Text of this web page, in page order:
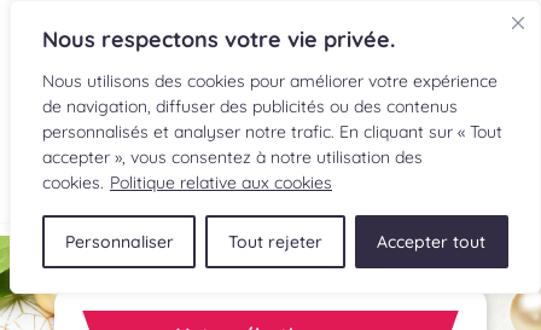
Nous respectons votre vie privée.
Nous utilisons des cookies pour améliorer votre expérience
de navigation, diffuser des publicités ou des contenus
personnalisés et analyser notre trafic. En cliquant sur « Tout
accepter », vous consentez à notre utilisation des
cookies. Politique relative aux cookies
Personnaliser Tout rejeter Accepter tout
EN
RECETTES
INGRÉDIENTS